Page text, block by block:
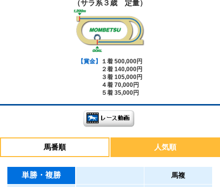
（サラ系３歳 定量）
【賞金】
１着 500,000円
２着 140,000円
３着 105,000円
４着 70,000円
５着 35,000円
馬番順 人気順
単勝・複勝 馬複